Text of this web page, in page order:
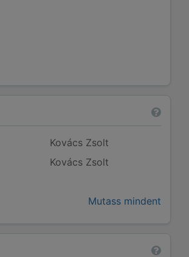
Kovács Zsolt
Kovács Zsolt
Mutass mindent